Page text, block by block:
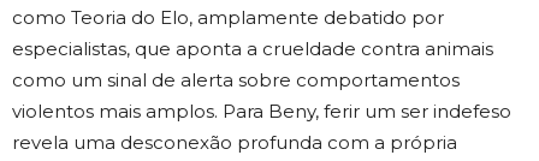
como Teoria do Elo, amplamente debatido por
especialistas, que aponta a crueldade contra animais
como um sinal de alerta sobre comportamentos
violentos mais amplos. Para Beny, ferir um ser indefeso
revela uma desconexão profunda com a própria